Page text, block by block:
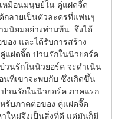
หมือนมนุษย์ใน คู่แฝดจี๊ด
กลายเป็นตัวละครที่แฟนๆ
มนิยมอย่างท่วมท้น  จึงได้
อง และได้รับการสร้าง
แฝดจี๊ด ป่วนรักในนิวยอร์ค
วนรักในนิวยอร์ค จะดำเนิน
นที่เขาจะพบกับ ซึ่งเกิดขึ้น
วนรักในนิวยอร์ค ภาคแรก
รับภาคต่อของ คู่แฝดจี๊ด
ใหม่จึงเป็นสิ่งที่ดี แต่มันก็มี